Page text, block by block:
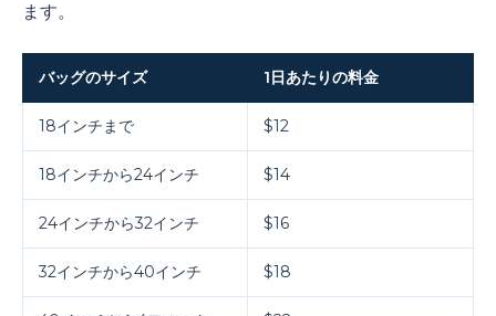
ます。
バッグのサイズ 1日あたりの料金
18インチまで $12
18インチから24インチ $14
24インチから32インチ $16
32インチから40インチ $18